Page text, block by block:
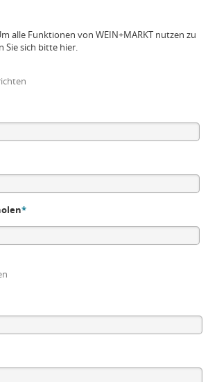
alle Funktionen von WEIN+MARKT nutzen zu
Sie sich bitte hier.
*